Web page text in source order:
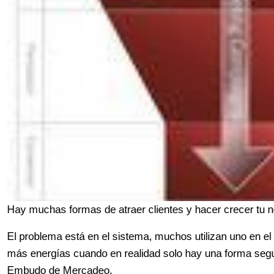
Hay muchas formas de atraer clientes y hacer crecer tu
El problema está en el sistema, muchos utilizan uno en
más energías cuando en realidad solo hay una forma
Embudo de Mercadeo.